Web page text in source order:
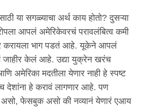
या सगळ्याचा अर्थ काय होतो? दुसऱ्या
आपलं अमेरिकेवरचं परावलंबित्व कमी
करायला भाग पडतं आहे. यूकेने आपलं
जाहीर केलं आहे. उद्या युक्रेन खरंच
अमेरिका मदतीला येणार नाही हे स्पष्ट
देशांना हे करावं लागणार आहे. पण
असो, फेसबुक असो की नव्यानं येणारं एआय